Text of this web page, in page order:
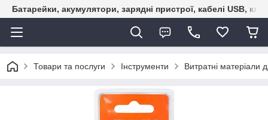
Батарейки, акумулятори, зарядні пристрої, кабелі USB,
Товари та послуги Інструменти Витратні матеріали